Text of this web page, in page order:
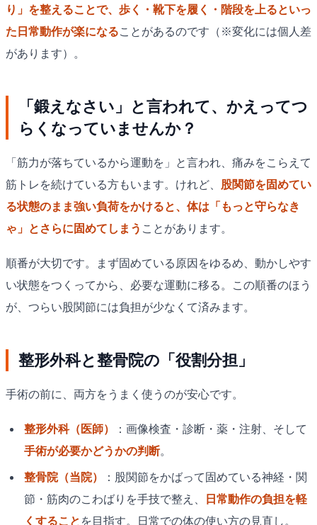
り」を整えることで、歩く・靴下を履く・階段を上るといっ
た日常動作が楽になることがあるのです（※変化には個人差
があります）。
「鍛えなさい」と言われて、かえってつ
らくなっていませんか？
「筋力が落ちているから運動を」と言われ、痛みをこらえて
筋トレを続けている方もいます。けれど、 股関節を固めてい
る状態のまま強い負荷をかけると、体は「もっと守らなき
ゃ」とさらに固めてしまう ことがあります。
順番が大切です。まず固めている原因をゆるめ、動かしやす
い状態をつくってから、必要な運動に移る。この順番のほう
が、つらい股関節には負担が少なくて済みます。
整形外科と整骨院の「役割分担」
手術の前に、両方をうまく使うのが安心です。
整形外科（医師）
：画像検査・診断・薬・注射、そして
手術が必要かどうかの判断。
整骨院（当院）
：股関節をかばって固めている神経・関
節・筋肉のこわばりを手技で整え、
日常動作の負担を軽
くすること を目指す。日常での体の使い方の見直し。